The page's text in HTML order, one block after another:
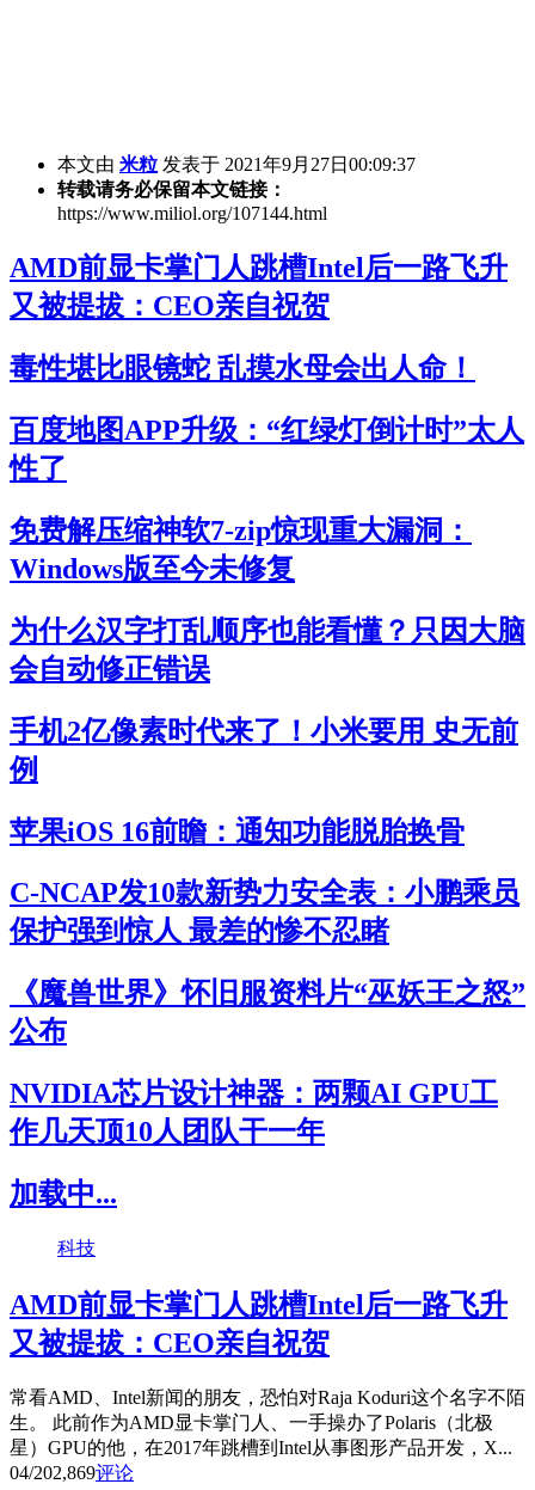
本文由 米粒 发表于 2021年9月27日00:09:37
转载请务必保留本文链接：
https://www.miliol.org/107144.html
AMD前显卡掌门人跳槽Intel后一路飞升
又被提拔：CEO亲自祝贺
毒性堪比眼镜蛇 乱摸水母会出人命！
百度地图APP升级：“红绿灯倒计时”太人
性了
免费解压缩神软7-zip惊现重大漏洞：
Windows版至今未修复
为什么汉字打乱顺序也能看懂？只因大脑
会自动修正错误
手机2亿像素时代来了！小米要用 史无前
例
苹果iOS 16前瞻：通知功能脱胎换骨
C-NCAP发10款新势力安全表：小鹏乘员
保护强到惊人 最差的惨不忍睹
《魔兽世界》怀旧服资料片“巫妖王之怒”
公布
NVIDIA芯片设计神器：两颗AI GPU工
作几天顶10人团队干一年
加载中...
科技
AMD前显卡掌门人跳槽Intel后一路飞升
又被提拔：CEO亲自祝贺
常看AMD、Intel新闻的朋友，恐怕对Raja Koduri这个名字不陌
生。 此前作为AMD显卡掌门人、一手操办了Polaris（北极
星）GPU的他，在2017年跳槽到Intel从事图形产品开发，X...
04/202,869评论